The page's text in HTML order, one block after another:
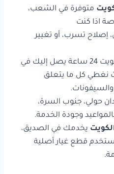
متوفرة في الشعب،
اذا كنت
إصلاح تسرب، أو تغيير
معلم صحي ممتاز بالكويت 24 ساعة يصل إليك في
نغطي كل ما يتعلق
حولي، جنوب السرة،
وجودة الخدمة.
يخدمك في الصديق،
قطع غيار أصلية